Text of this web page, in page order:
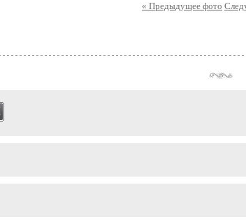
« Предыдущее фото